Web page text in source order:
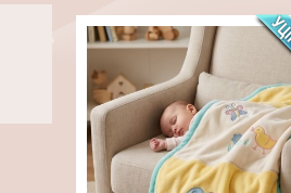
Дитяча ковдра, розмір
105см*130см, усередині на
силіконі, мінімальне
замовлення 3 шт.
Всі ковдри трохи